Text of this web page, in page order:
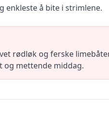
enkleste å bite i strimlene.
rødløk og ferske
og mettende middag.